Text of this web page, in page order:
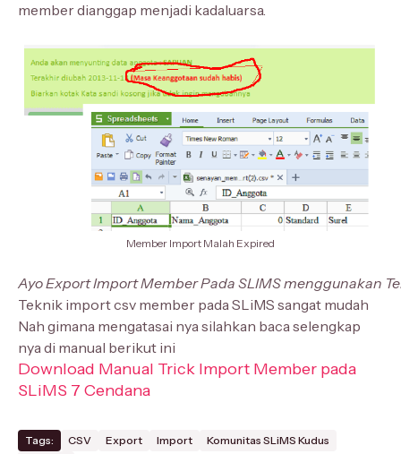
member dianggap menjadi kadaluarsa.
Member Import Malah Expired
Ayo Export Import Member Pada SLIMS menggunakan
Teknik import csv member pada SLiMS sangat mudah
Nah gimana mengatasai nya silahkan baca selengkap
nya di manual berikut ini
Download Manual Trick Import Member pada
SLiMS 7 Cendana
Tags: CSV Export Import
Komunitas SLiMS Kudus